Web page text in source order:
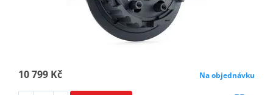
10 799 Kč Na objednávku